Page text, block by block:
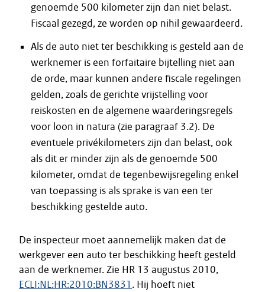
genoemde 500 kilometer zijn dan niet belast.
Fiscaal gezegd, ze worden op nihil gewaardeerd.
Als de auto niet ter beschikking is gesteld aan de
werknemer is een forfaitaire bijtelling niet aan
de orde, maar kunnen andere fiscale regelingen
gelden, zoals de gerichte vrijstelling voor
reiskosten en de algemene waarderingsregels
voor loon in natura (zie paragraaf 3.2). De
eventuele privékilometers zijn dan belast, ook
als dit er minder zijn als de genoemde 500
kilometer, omdat de tegenbewijsregeling enkel
van toepassing is als sprake is van een ter
beschikking gestelde auto.
De inspecteur moet aannemelijk maken dat de
werkgever een auto ter beschikking heeft gesteld
aan de werknemer. Zie HR 13 augustus 2010,
ECLI:NL:HR:2010:BN3831 . Hij hoeft niet